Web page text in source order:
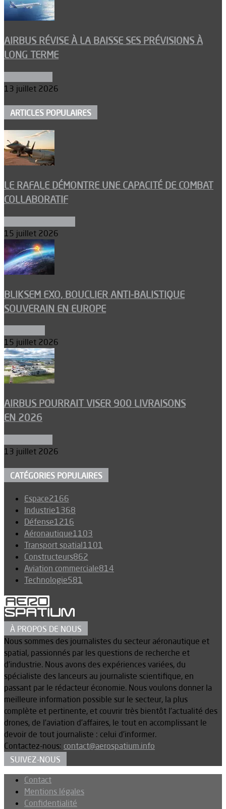
AIRBUS RÉVISE À LA BAISSE SES PRÉVISIONS À
LONG TERME
13 juillet 2026
ARTICLES POPULAIRES
LE RAFALE DÉMONTRE UNE CAPACITÉ DE COMBAT
COLLABORATIF
15 juillet 2026
BLIKSEM EXO, BOUCLIER ANTI-BALISTIQUE
SOUVERAIN EN EUROPE
15 juillet 2026
AIRBUS POURRAIT VISER 900 LIVRAISONS
EN 2026
13 juillet 2026
CATÉGORIES POPULAIRES
Espace2166
Industrie1368
Défense1216
Aéronautique1103
Transport spatial1101
Constructeurs862
Aviation commerciale814
Technologie581
À PROPOS DE NOUS
Nous sommes des journalistes du secteur aéronautique et
spatial, passionnés par les questions de recherche et
d’industrie. Nous avons des expériences variées, du
spécialiste des lanceurs au journaliste scientifique, en
passant par le rédacteur économie. Nous voulons donner la
meilleure information possible sur le secteur, la plus
complète et pertinente, et couvrir très bientôt l’actualité des
drones, de l’aviation d’affaires, le tout en accomplissant le
devoir de tout journaliste : celui d’informer.
Contactez-nous: contact@aerospatium.info
SUIVEZ-NOUS
Contact
Mentions légales
Confidentialité